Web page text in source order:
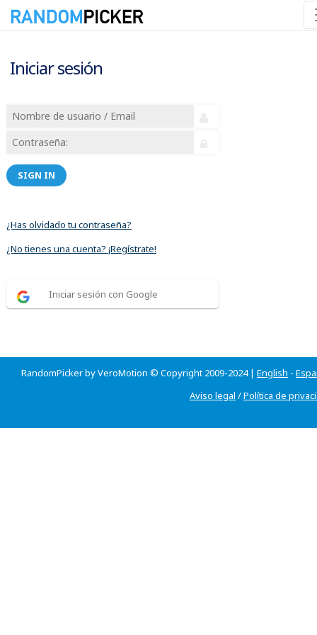
Iniciar sesión
SIGN IN
¿Has olvidado tu contraseña?
¿No tienes una cuenta? ¡Regístrate!
Iniciar sesión con Google
RandomPicker by VeroMotion © Copyright 2009-2024 | English -
Aviso legal /Política de